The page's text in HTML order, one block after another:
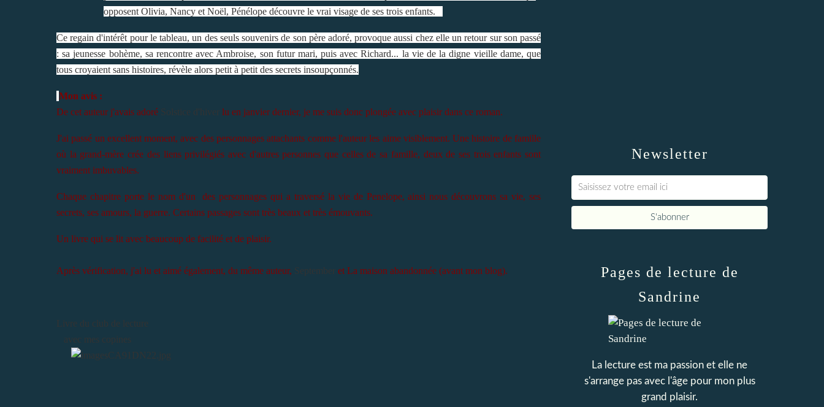
opposent Olivia, Nancy et Noël, Pénélope découvre le vrai visage de ses trois enfants.
Ce regain d'intérêt pour le tableau, un des seuls souvenirs de son père adoré, provoque aussi chez elle un retour sur son passé
: sa jeunesse bohème, sa rencontre avec Ambroise, son futur mari, puis avec Richard... la vie de la digne vieille dame, que
tous croyaient sans histoires, révèle alors petit à petit des secrets insoupçonnés.
Mon avis :
De cet auteur j'avais adoré Solstice d'hiver lu en janvier dernier, je me suis donc plongée avec plaisir dans ce roman.
J'ai passé un excellent moment, avec des personnages attachants comme l'auteur les aime visiblement. Une histoire de famille
où la grand-mère crée des liens privilégiés avec d'autres personnes que celles de sa famille, deux de ses trois enfants sont
vraiment imbuvables.
Chaque chapitre porte le nom d'un des personnages qui a traversé la vie de Penelope, ainsi nous découvrons sa vie, ses
secrets, ses amours, la guerre. Certains passages sont très beaux et très émouvants.
Un livre qui se lit avec beaucoup de facilité et de plaisir.
Après vérification, j'ai lu et aimé également, du même auteur, September et La maison abandonnée (avant mon blog).
Livre du club de lecture
avec mes copines
Newsletter
Pages de lecture de
Sandrine
La lecture est ma passion et elle ne
s'arrange pas avec l'âge pour mon plus
grand plaisir.